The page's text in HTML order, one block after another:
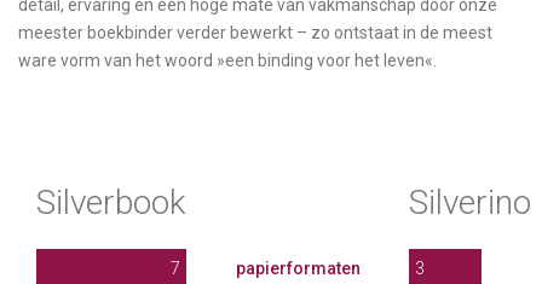
detail, ervaring en een hoge mate van vakmanschap door onze
meester boekbinder verder bewerkt – zo ontstaat in de meest
ware vorm van het woord »een binding voor het leven«.
Silverbook Silverino
7 papierformaten 3